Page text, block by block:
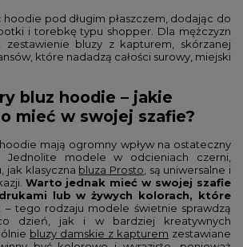
pod długim płaszczem, dodając do
i torebkę typu shopper. Dla mężczyzn
bluzy z kapturem, skórzanej
które nadadzą całości surowy, miejski
bluz hoodie – jakie
mieć w swojej szafie?
mają ogromny wpływ na ostateczny
Jednolite modele w odcieniach czerni,
jak klasyczna bluza Prosto , są uniwersalne i
Warto jednak mieć w swojej szafie
lub w żywych kolorach, które
– tego rodzaju modele świetnie sprawdzą
dzień, jak i w bardziej kreatywnych
bluzy damskie z kapturem zestawiane